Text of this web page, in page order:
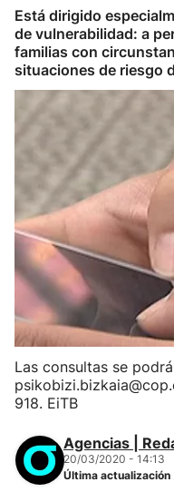
Está dirigido
de vulnerabilidad: a
familias con
situaciones de riesgo
Las consultas se
918. EiTB
Agencias |
20/03/2020 - 14:13
Última actualización